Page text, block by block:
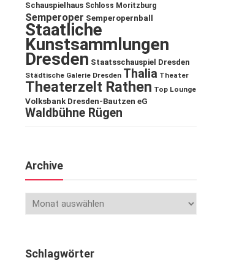
Schauspielhaus Schloss Moritzburg
Semperoper Semperopernball
Staatliche
Kunstsammlungen
Dresden Staatsschauspiel Dresden
Städtische Galerie Dresden Thalia Theater
Theaterzelt Rathen Top Lounge
Volksbank Dresden-Bautzen eG
Waldbühne Rügen
Archive
Schlagwörter